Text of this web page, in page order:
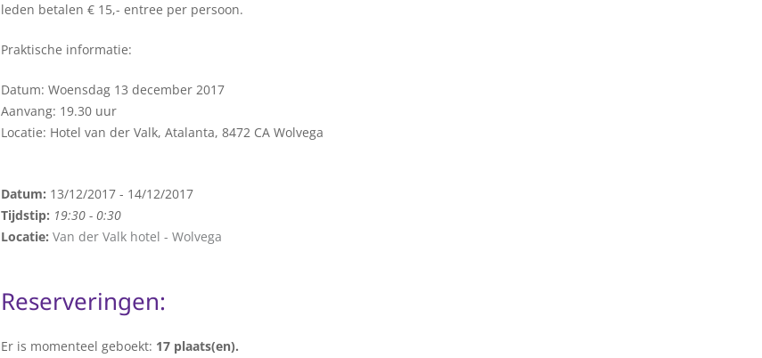
leden betalen € 15,- entree per persoon.
Praktische informatie:
Datum: Woensdag 13 december 2017
Aanvang: 19.30 uur
Locatie: Hotel van der Valk,Atalanta, 8472 CA Wolvega
Datum: 13/12/2017 - 14/12/2017
Tijdstip: 19:30 - 0:30
Locatie: Van der Valk hotel - Wolvega
Reserveringen:
Er is momenteel geboekt: 17 plaats(en).